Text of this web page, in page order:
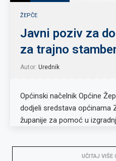
ŽEPČE
Javni poziv za
za trajno
Autor: Urednik
Općinski načelnik Općine
dodjeli sredstava općinama
županije za pomoć u
UČITAJ VIŠE